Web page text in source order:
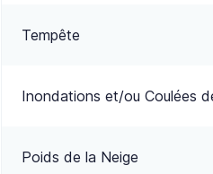
Tempête
Inondations et/ou Coulées
Poids de la Neige